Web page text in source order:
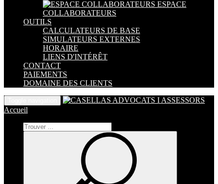
ESPACE
COLLABORATEURS
OUTILS
CALCULATEURS DE BASE
SIMULATEURS EXTERNES
HORAIRE
LIENS D'INTÉRÊT
CONTACT
PAIEMENTS
DOMAINE DES CLIENTS
Accueil